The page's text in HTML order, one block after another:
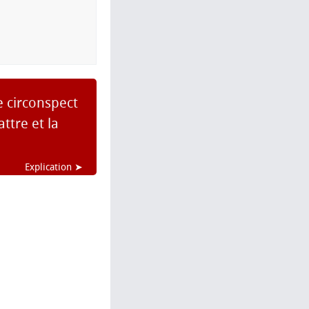
circonspect
et la
Explication ➤